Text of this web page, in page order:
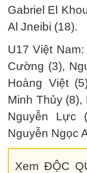
Gabriel El
Al Jneibi (18).
U17 Việt
Cường (3),
Hoàng Việt
Minh Thủy
Nguyễn Lực
Nguyễn Ngọc
Xem ĐỘC